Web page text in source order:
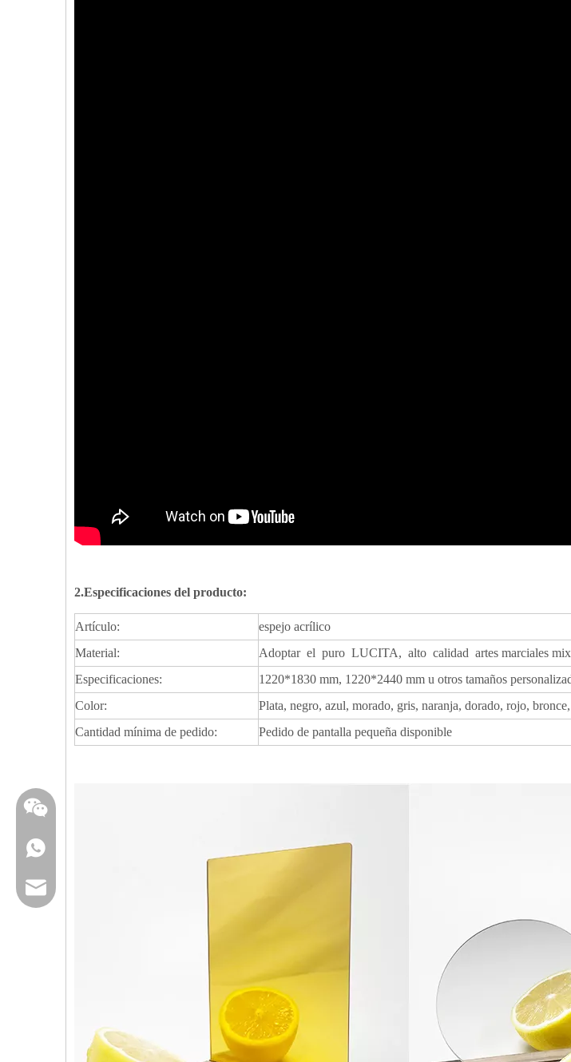
2.Especificaciones del producto:
Artículo:
espejo acrílico
Material:
Adoptar el puro LUCITA, alto calidad artes marciales
Especificaciones:
1220*1830 mm, 1220*2440 mm u otros tamaños
Color:
Plata, negro, azul, morado, gris, naranja, dorado, rojo,
Cantidad mínima de pedido:
Pedido de pantalla pequeña disponible